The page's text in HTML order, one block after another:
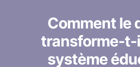
Comment le
transforme-t-
système